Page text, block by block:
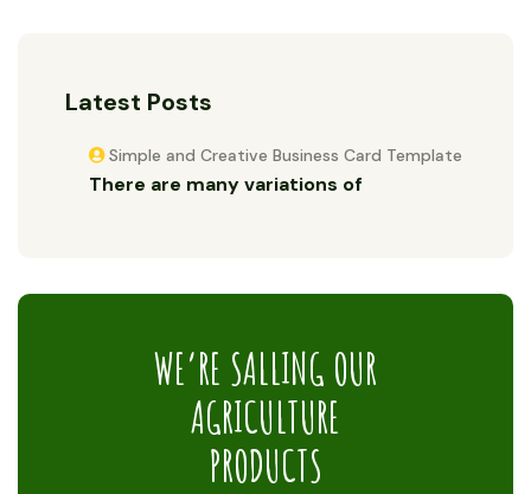
Latest Posts
Simple and Creative Business Card Template
There are many variations of
WE’RE SALLING OUR
AGRICULTURE
PRODUCTS